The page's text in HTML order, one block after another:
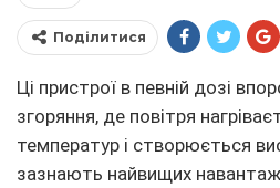
Поділитися
Ці пристрої в певній дозі
згоряння, де повітря
температур і створюється
зазнають найвищих